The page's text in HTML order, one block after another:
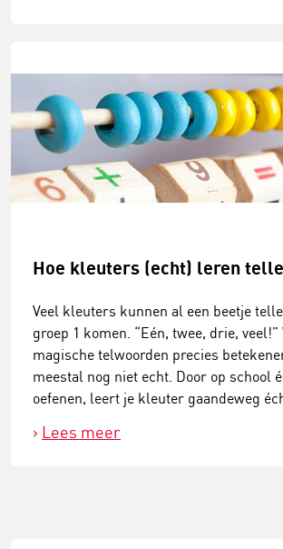
Hoe kleuters (echt) leren
​Veel kleuters kunnen al een beetje
groep 1 komen. “Eén, twee, drie, veel!”
magische telwoorden precies
meestal nog niet echt. Door op school
oefenen, leert je kleuter gaandeweg
Lees meer